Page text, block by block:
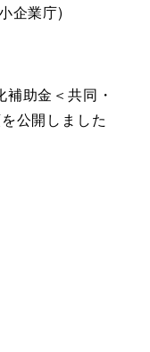
企業庁)
補助金＜共同・
公開しました